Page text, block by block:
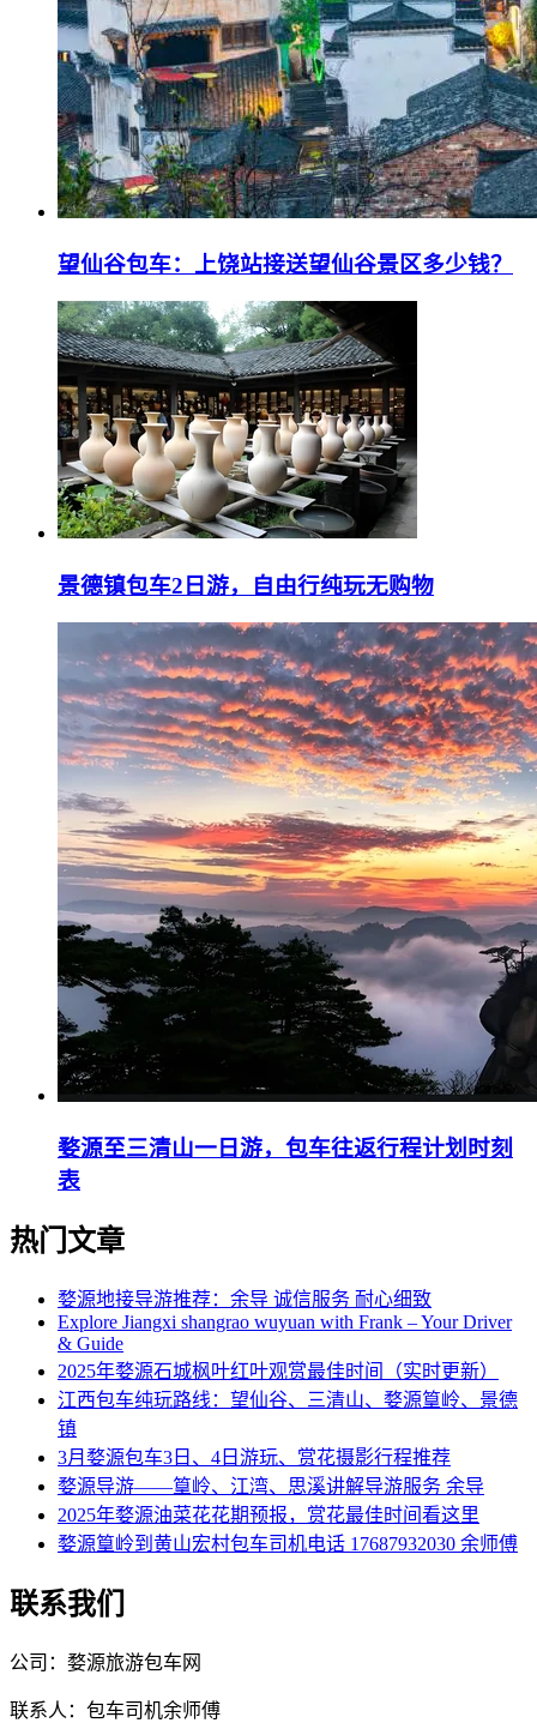
望仙谷包车：上饶站接送望仙谷景区多少钱？
景德镇包车2日游，自由行纯玩无购物
婺源至三清山一日游，包车往返行程计划时刻
表
热门文章
婺源地接导游推荐：余导 诚信服务 耐心细致
Explore Jiangxi shangrao wuyuan with Frank – Your Driver
& Guide
2025年婺源石城枫叶红叶观赏最佳时间（实时更新）
江西包车纯玩路线：望仙谷、三清山、婺源篁岭、景德
镇
3月婺源包车3日、4日游玩、赏花摄影行程推荐
婺源导游——篁岭、江湾、思溪讲解导游服务 余导
2025年婺源油菜花花期预报，赏花最佳时间看这里
婺源篁岭到黄山宏村包车司机电话 17687932030 余师傅
联系我们
公司：婺源旅游包车网
联系人：包车司机余师傅